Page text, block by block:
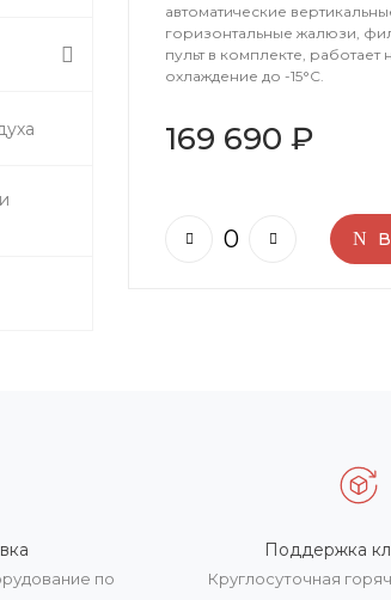
автоматические
горизонтальные жалюзи,
пульт в комплекте, работает
охлаждение до -15°C.
169 690 ₽
по
Поддержка
Круглосуточная